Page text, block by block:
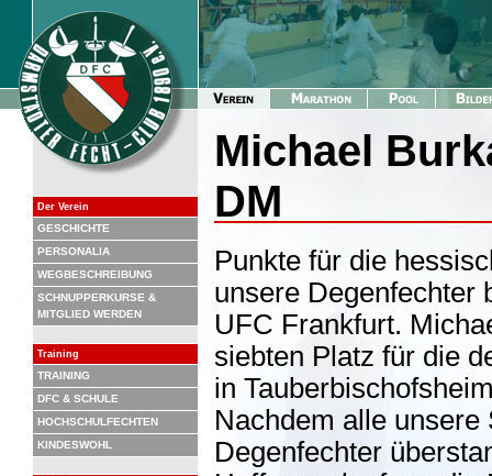
Der Verein
GESCHICHTE
PERSONALIA
WEGBESCHREIBUNG
SCHNUPPERKURSE &
MITGLIED WERDEN
Training
TRAINING
DFC & SCHULE
HOCHSCHULFECHTEN
KINDESWOHL
Michael
DM
Punkte für die
unsere Degenfechter
UFC Frankfurt.
siebten Platz für die
in
Nachdem alle
Degenfechter